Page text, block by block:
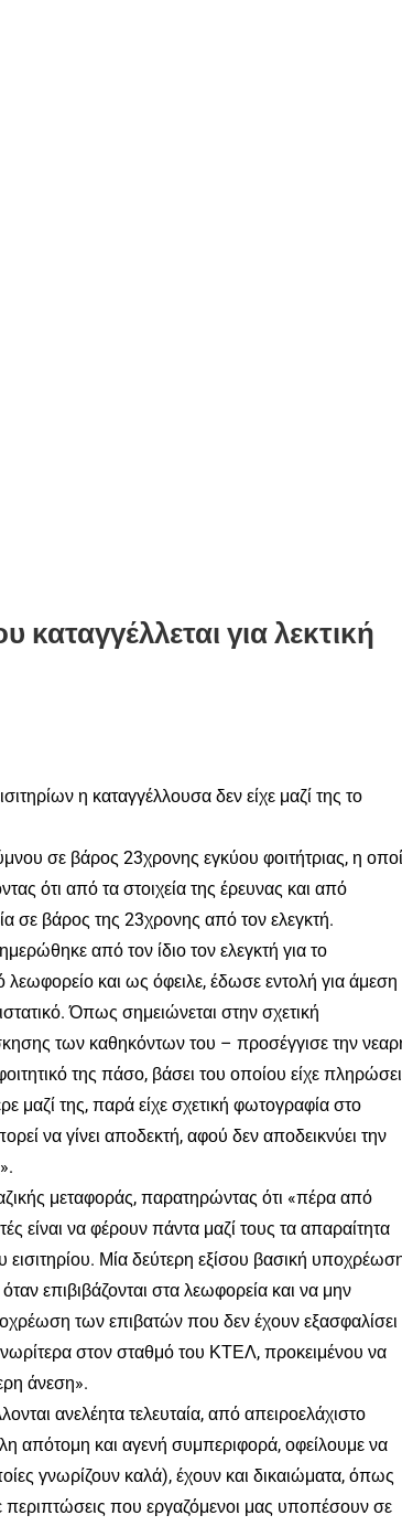
για λεκτική
η καταγγέλλουσα δεν είχε μαζί της το
σε βάρος 23χρονης εγκύου φοιτήτριας, η
ότι από τα στοιχεία της έρευνας και από
σε βάρος της 23χρονης από τον ελεγκτή.
από τον ίδιο τον ελεγκτή για το
και ως όφειλε, έδωσε εντολή για άμεση
Όπως σημειώνεται στην σχετική
των καθηκόντων του – προσέγγισε την
της πάσο, βάσει του οποίου είχε πληρώσει
μαζί της, παρά είχε σχετική φωτογραφία στο
να γίνει αποδεκτή, αφού δεν αποδεικνύει την
μεταφοράς, παρατηρώντας ότι «πέρα από
είναι να φέρουν πάντα μαζί τους τα απαραίτητα
Μία δεύτερη εξίσου βασική
επιβιβάζονται στα λεωφορεία και να μην
των επιβατών που δεν έχουν εξασφαλίσει
νωρίτερα στον σταθμό του ΚΤΕΛ, προκειμένου να
άνεση».
ανελέητα τελευταία, από απειροελάχιστο
απότομη και αγενή συμπεριφορά, οφείλουμε να
γνωρίζουν καλά), έχουν και δικαιώματα, όπως
που εργαζόμενοι μας υποπέσουν σε